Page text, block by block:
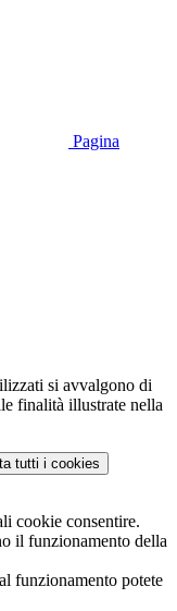
Pagina
si avvalgono di
finalità illustrate nella
tutti i cookies
cookie consentire.
il funzionamento della
funzionamento potete